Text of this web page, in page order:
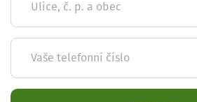
Ulice, č. p. a obec
Vaše telefonní číslo